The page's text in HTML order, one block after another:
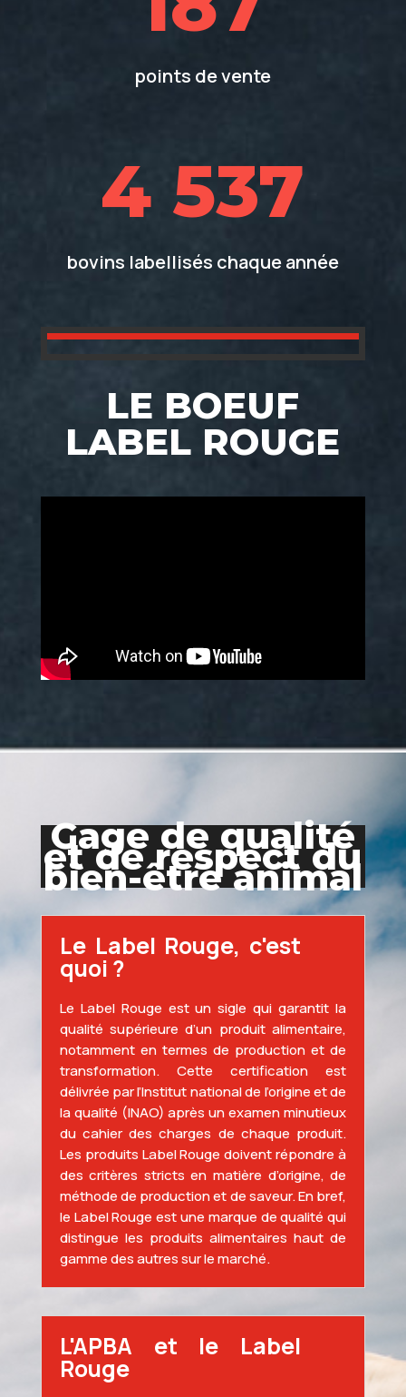
points de vente
4 537
bovins labellisés chaque année
LE BOEUF
LABEL ROUGE
Gage de qualité
et de respect du
bien-être animal
Le Label Rouge, c'est
quoi ?
Le Label Rouge est un sigle qui garantit la
qualité supérieure d’un produit alimentaire,
notamment en termes de production et de
transformation. Cette certification est
délivrée par l’Institut national de l’origine et de
la qualité (INAO) après un examen minutieux
du cahier des charges de chaque produit.
Les produits Label Rouge doivent répondre à
des critères stricts en matière d’origine, de
méthode de production et de saveur. En bref,
le Label Rouge est une marque de qualité qui
distingue les produits alimentaires haut de
gamme des autres sur le marché.
L'APBA et le Label
Rouge